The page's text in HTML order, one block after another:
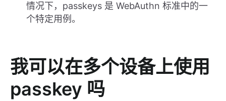
情况下，passkeys 是 WebAuthn 标准中的一
个特定用例。
我可以在多个设备上使用
passkey 吗